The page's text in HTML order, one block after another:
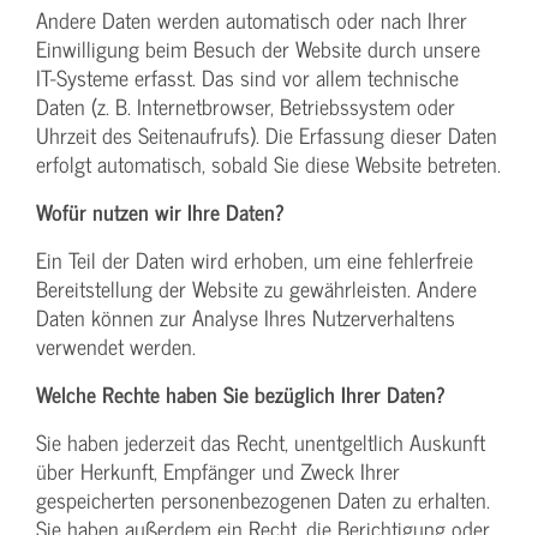
Andere Daten werden automatisch oder nach Ihrer
Einwilligung beim Besuch der Website durch unsere
IT-Systeme erfasst. Das sind vor allem technische
Daten (z. B. Internetbrowser, Betriebssystem oder
Uhrzeit des Seitenaufrufs). Die Erfassung dieser Daten
erfolgt automatisch, sobald Sie diese Website betreten.
Wofür nutzen wir Ihre Daten?
Ein Teil der Daten wird erhoben, um eine fehlerfreie
Bereitstellung der Website zu gewährleisten. Andere
Daten können zur Analyse Ihres Nutzerverhaltens
verwendet werden.
Welche Rechte haben Sie bezüglich Ihrer Daten?
Sie haben jederzeit das Recht, unentgeltlich Auskunft
über Herkunft, Empfänger und Zweck Ihrer
gespeicherten personenbezogenen Daten zu erhalten.
Sie haben außerdem ein Recht, die Berichtigung oder